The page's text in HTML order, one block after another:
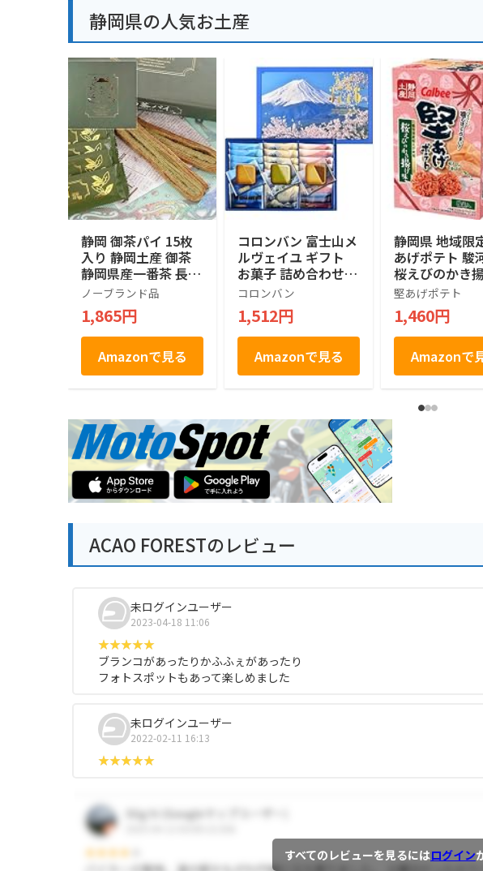
静岡県の人気お土産
静岡 御茶パイ 15枚
入り 静岡土産 御茶
静岡県産一番茶 長登
屋
ノーブランド品
1,865円
Amazonで見る
コロンバン 富士山メ
ルヴェイユ ギフト
お菓子 詰め合わせ
個包装 土産 お菓子
贈答 銘店 ラングド
シャ 21枚入り
コロンバン
1,512円
Amazonで見る
静岡県 地域限
あげポテト 駿
桜えびのかき
120g (15g×8袋
堅あげポテト
1,460円
Amazonで
ACAO FORESTのレビュー
未ログインユーザー
2023-04-18 11:06
ブランコがあったりかふふぇがあったり
フォトスポットもあって楽しめました
未ログインユーザー
2022-02-11 16:13
すべてのレビューを見るにはログイン